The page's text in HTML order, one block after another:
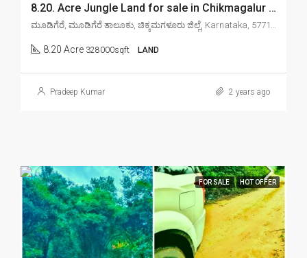
8.20. Acre Jungle Land for sale in Chikmagalur mudigere
ಮೂಡಿಗೆರೆ, ಮೂಡಿಗೆರೆ ತಾಲೂಕು, ಚಿಕ್ಕಮಗಳೂರು ಜಿಲ್ಲೆ, Karnataka, 577132, India
8.20 Acre 328000sqft LAND
Pradeep Kumar 2 years ago
FOR SALE HOT OFFER